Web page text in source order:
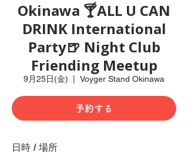
Okinawa 🍸ALL U CAN
DRINK International
Party🍺 Night Club
Friending Meetup
9月25日(金) Voyger Stand Okinawa
予約する
日時 / 場所